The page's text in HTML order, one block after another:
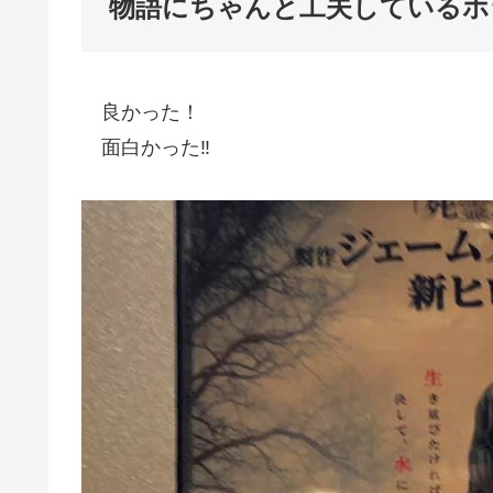
物語にちゃんと工夫している
良かった！
面白かった‼️